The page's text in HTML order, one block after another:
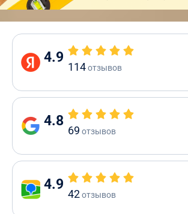
4.9
114отзывов
4.8
69 отзывов
4.9
42отзывов